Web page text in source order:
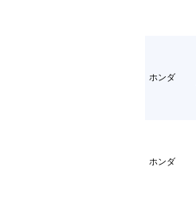
ホンダ
ホンダ